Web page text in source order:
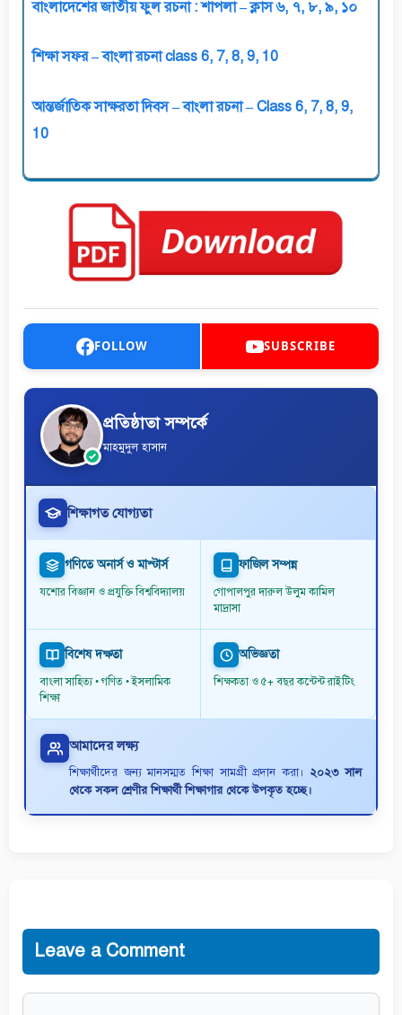
বাংলাদেশের জাতীয় ফুল রচনা : শাপলা – ক্লাস ৬, ৭, ৮, ৯, ১০
শিক্ষা সফর – বাংলা রচনা class 6, 7, 8, 9, 10
আন্তর্জাতিক সাক্ষরতা দিবস – বাংলা রচনা – Class 6, 7, 8, 9,
10
FOLLOW SUBSCRIBE
প্রতিষ্ঠাতা সম্পর্কে
মাহমুদুল হাসান
শিক্ষাগত যোগ্যতা
গণিতে অনার্স ও মাস্টার্স
যশোর বিজ্ঞান ও প্রযুক্তি বিশ্ববিদ্যালয়
ফাজিল সম্পন্ন
গোপালপুর দারুল উলুম কামিল
মাদ্রাসা
বিশেষ দক্ষতা
বাংলা সাহিত্য • গণিত • ইসলামিক
শিক্ষা
অভিজ্ঞতা
শিক্ষকতা ও ৫+ বছর কন্টেন্ট রাইটিং
আমাদের লক্ষ্য
শিক্ষার্থীদের জন্য মানসম্মত শিক্ষা সামগ্রী প্রদান করা। ২০২৩ সাল
থেকে সকল শ্রেণীর শিক্ষার্থী শিক্ষাগার থেকে উপকৃত হচ্ছে।
Leave a Comment
Comment